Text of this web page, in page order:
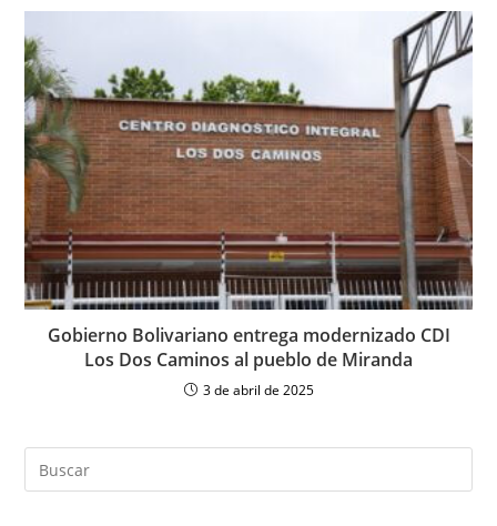
Gobierno Bolivariano entrega modernizado CDI
Los Dos Caminos al pueblo de Miranda
3 de abril de 2025